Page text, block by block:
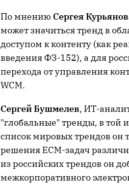
По мнению Сергея
может значиться тренд в
доступом к контенту (как
введения ФЗ-152), а для
перехода от управления
WCM.
Сергей Бушмелев, ИТ-
"глобальные" тренды, в той
список мировых трендов он
решения ECM-задач
из российских трендов он
межкорпоративного